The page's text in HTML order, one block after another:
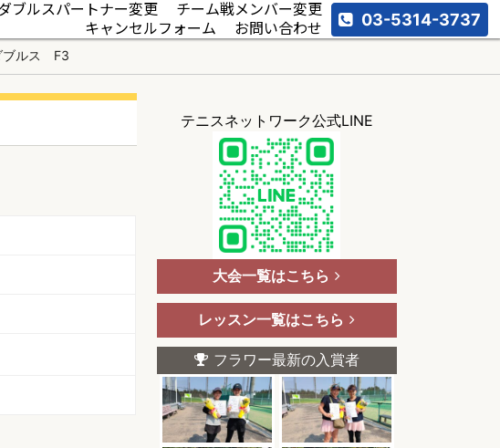
ブルスパートナー変更
チーム戦メンバー変更
キャンセルフォーム
お問い合わせ 03-5314-3737
ブルス F3
テニスネットワーク公式LINE
大会一覧はこちら
レッスン一覧はこちら
フラワー最新の入賞者